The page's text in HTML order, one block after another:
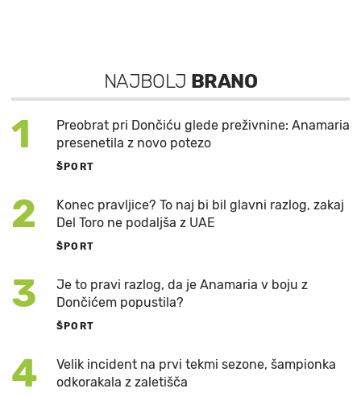
NAJBOLJ BRANO
1
Preobrat pri Dončiću glede preživnine: Anamaria
presenetila z novo potezo
ŠPORT
2
Konec pravljice? To naj bi bil glavni razlog, zakaj
Del Toro ne podaljša z UAE
ŠPORT
3
Je to pravi razlog, da je Anamaria v boju z
Dončićem popustila?
ŠPORT
4
Velik incident na prvi tekmi sezone, šampionka
odkorakala z zaletišča